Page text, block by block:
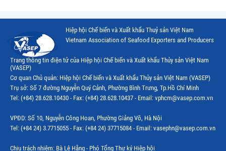
Hiệp hội Chế biến và Xuất khẩu Thuỷ sản Việt Nam
Vietnam Association of Seafood Exporters and Producers
Trang thông tin điện tử của Hiệp hội Chế biến và Xuất khẩu Thủy sản Việt Nam
(VASEP)
Cơ quan Chủ quản: Hiệp hội Chế biến và Xuất khẩu Thủy sản Việt Nam (VASEP)
Trụ sở: Số 7 đường Nguyễn Quý Cảnh, Phường Bình Trưng, Tp.Hồ Chí Minh
Tel: (+84) 28.628.10430 - Fax: (+84) 28.628.10437 - Email: vphcm@vasep.com.vn
VPĐD: Số 10, Nguyễn Công Hoan, Phường Giảng Võ, Hà Nội
Tel: (+84 24) 3.7715055 - Fax: (+84 24) 37715084 - Email: vasephn@vasep.com.vn
Chịu trách nhiệm: Bà Lê Hằng - Phó Tổng Thư ký Hiệp hội